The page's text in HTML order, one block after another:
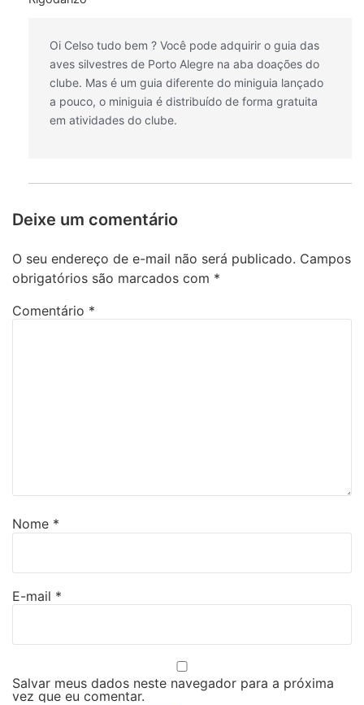
Oi Celso tudo bem ? Você pode adquirir o guia das
aves silvestres de Porto Alegre na aba doações do
clube. Mas é um guia diferente do miniguia lançado
a pouco, o miniguia é distribuído de forma gratuita
em atividades do clube.
Deixe um comentário
O seu endereço de e-mail não será publicado. Campos
obrigatórios são marcados com *
Comentário *
Nome *
E-mail *
Salvar meus dados neste navegador para a próxima
vez que eu comentar.